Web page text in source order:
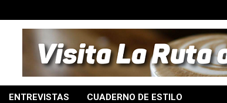
ENTREVISTAS CUADERNO DE ESTILO